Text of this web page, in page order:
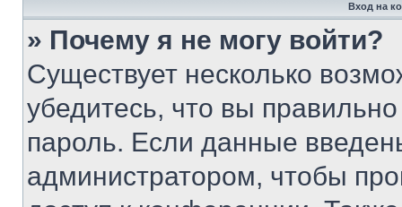
Вход на
» Почему я не могу войти?
Существует несколько
убедитесь, что вы
пароль. Если данные
администратором, чтобы